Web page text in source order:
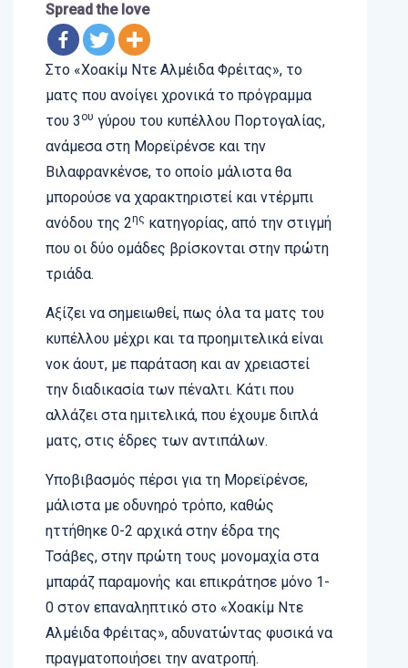
Spread the love
Στο «Χοακίμ Ντε Αλμέιδα Φρέιτας», το
ματς που ανοίγει χρονικά το πρόγραμμα
του 3 ου γύρου του κυπέλλου Πορτογαλίας,
ανάμεσα στη Μορεϊρένσε και την
Βιλαφρανκένσε, το οποίο μάλιστα θα
μπορούσε να χαρακτηριστεί και ντέρμπι
ανόδου της 2ης κατηγορίας, από την στιγμή
που οι δύο ομάδες βρίσκονται στην πρώτη
τριάδα.
Αξίζει να σημειωθεί, πως όλα τα ματς του
κυπέλλου μέχρι και τα προημιτελικά είναι
νοκ άουτ, με παράταση και αν χρειαστεί
την διαδικασία των πέναλτι. Κάτι που
αλλάζει στα ημιτελικά, που έχουμε διπλά
ματς, στις έδρες των αντιπάλων.
Υποβιβασμός πέρσι για τη Μορεϊρένσε,
μάλιστα με οδυνηρό τρόπο, καθώς
ηττήθηκε 0-2 αρχικά στην έδρα της
Τσάβες, στην πρώτη τους μονομαχία στα
μπαράζ παραμονής και επικράτησε μόνο 1-
0 στον επαναληπτικό στο «Χοακίμ Ντε
Αλμέιδα Φρέιτας», αδυνατώντας φυσικά να
πραγματοποιήσει την ανατροπή.